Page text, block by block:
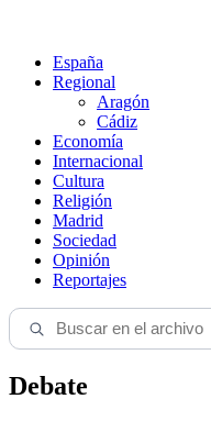
España
Regional
Aragón
Cádiz
Economía
Internacional
Cultura
Religión
Madrid
Sociedad
Opinión
Reportajes
Debate